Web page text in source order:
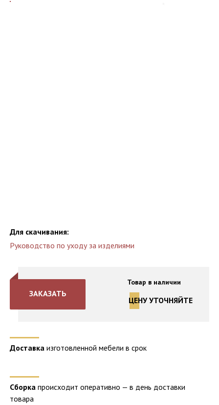
Для скачивания:
Руководство по уходу за изделиями
Товар в наличии
ЦЕНУ УТОЧНЯЙТЕ
ЗАКАЗАТЬ
Доставка изготовленной мебели в срок
Сборка происходит оперативно — в день доставки
товара